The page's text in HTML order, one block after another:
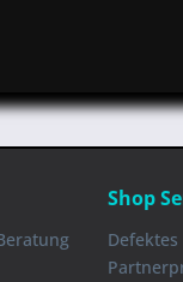
Shop